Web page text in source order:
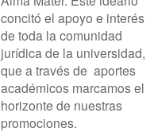
concitó el apoyo e interés
de toda la comunidad
jurídica de la universidad,
que a través de aportes
académicos marcamos el
horizonte de nuestras
promociones.